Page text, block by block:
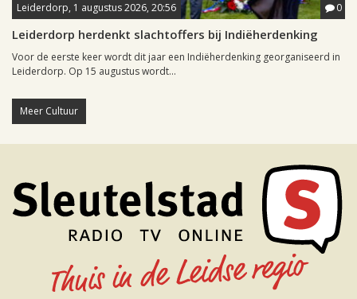
Leiderdorp, 1 augustus 2026, 20:56 0
Leiderdorp herdenkt slachtoffers bij Indiëherdenking
Voor de eerste keer wordt dit jaar een Indiëherdenking georganiseerd in
Leiderdorp. Op 15 augustus wordt...
Meer Cultuur